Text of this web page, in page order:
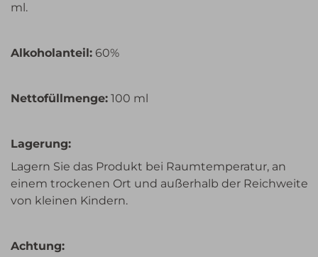
ml.
Alkoholanteil: 60%
Nettofüllmenge: 100 ml
Lagerung:
Lagern Sie das Produkt bei Raumtemperatur, an
einem trockenen Ort und außerhalb der Reichweite
von kleinen Kindern.
Achtung: